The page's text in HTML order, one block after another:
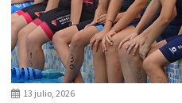
13 julio, 2026